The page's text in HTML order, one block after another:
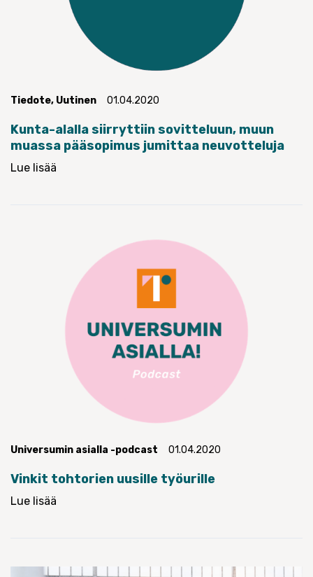
Tiedote, Uutinen 01.04.2020
Kunta-alalla siirryttiin sovitteluun, muun
muassa pääsopimus jumittaa neuvotteluja
Lue lisää
Universumin asialla -podcast 01.04.2020
Vinkit tohtorien uusille työurille
Lue lisää